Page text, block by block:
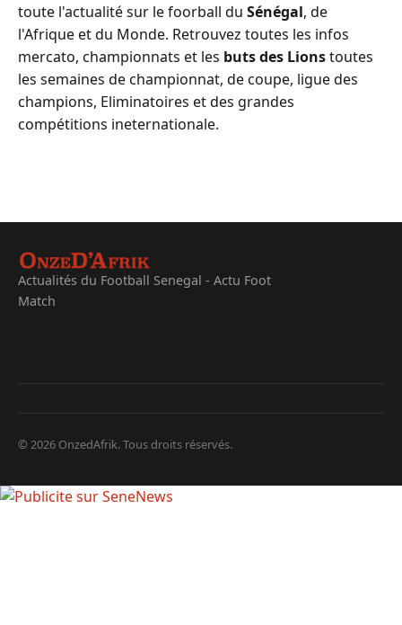
toute l'actualité sur le foorball du Sénégal, de
l'Afrique et du Monde. Retrouvez toutes les infos
mercato, championnats et les buts des Lionstoutes
les semaines de championnat, de coupe, ligue des
champions, Eliminatoires et des grandes
compétitions ineternationale.
Actualités du Football Senegal - Actu Foot
Match
© 2026 OnzedAfrik. Tous droits réservés.